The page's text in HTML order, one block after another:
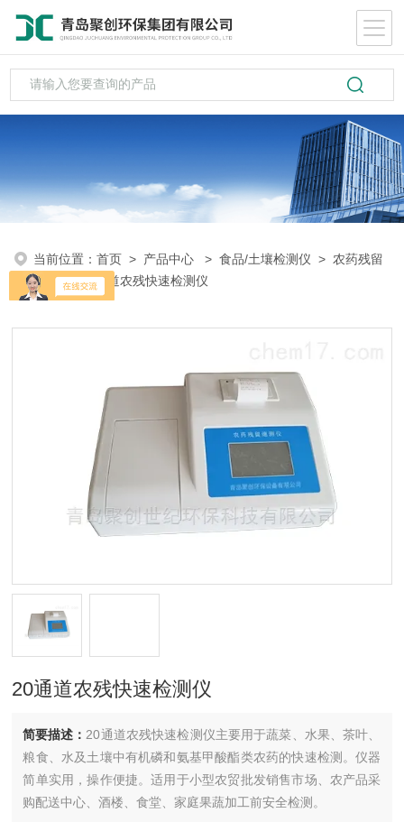
当前位置：首页 > 产品中心 >食品/土壤检测仪 > 农药残留
检测> 20通道农残快速检测仪
20通道农残快速检测仪
简要描述： 20通道农残快速检测仪主要用于蔬菜、水果、茶叶、
粮食、水及土壤中有机磷和氨基甲酸酯类农药的快速检测。仪器
简单实用，操作便捷。适用于小型农贸批发销售市场、农产品采
购配送中心、酒楼、食堂、家庭果蔬加工前安全检测。